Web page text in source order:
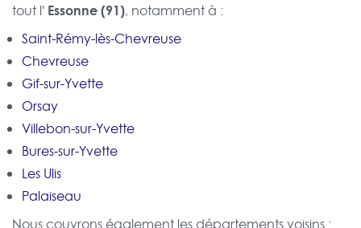
tout l' Essonne (91), notamment à :
Saint-Rémy-lès-Chevreuse
Chevreuse
Gif-sur-Yvette
Orsay
Villebon-sur-Yvette
Bures-sur-Yvette
Les Ulis
Palaiseau
Nous couvrons également les départements voisins :